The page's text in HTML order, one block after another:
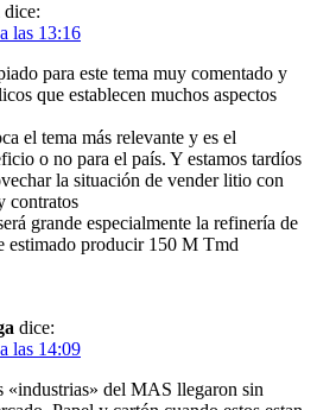
dice:
las 13:16
para este tema muy comentado y
que establecen muchos aspectos
el tema más relevante y es el
o no para el país. Y estamos tardíos
la situación de vender litio con
contratos
grande especialmente la refinería de
estimado producir 150 M Tmd
dice:
las 14:09
«industrias» del MAS llegaron sin